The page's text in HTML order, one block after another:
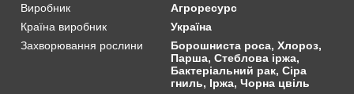
Виробник
Агроресурс
Країна виробник
Україна
Захворювання рослини
Борошниста роса, Хлороз,
Парша, Стеблова іржа,
Бактеріальний рак, Сіра
гниль, Іржа, Чорна цвіль